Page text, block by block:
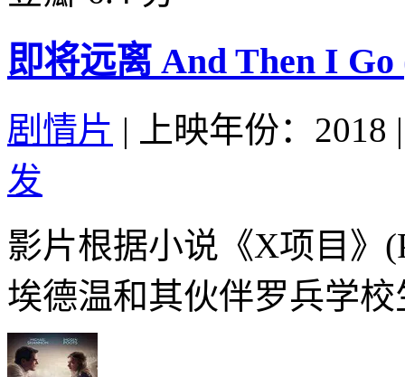
即将远离 And Then I Go
剧情片 | 上映年份：2018 |
发
影片根据小说《X项目》
埃德温和其伙伴罗兵学